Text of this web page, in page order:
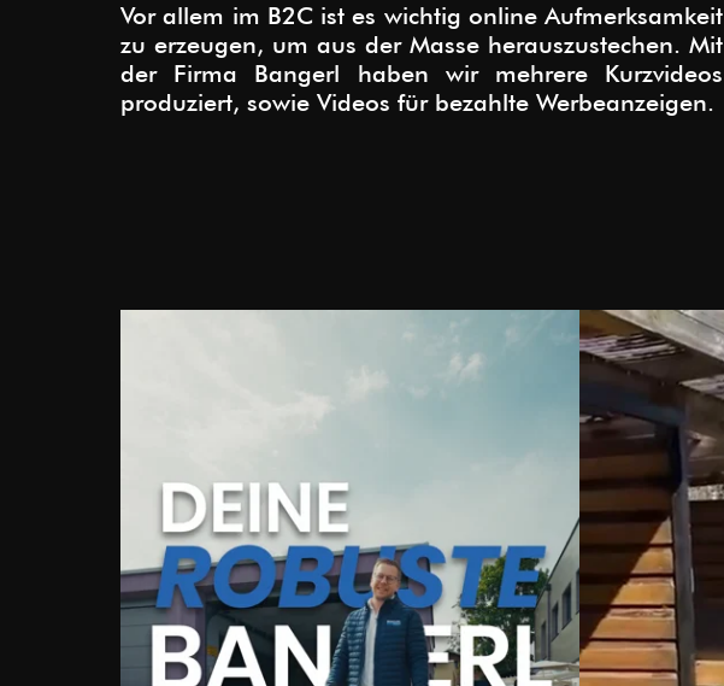
Vor allem im B2C ist es wichtig online Aufmerksamkeit
zu erzeugen, um aus der Masse herauszustechen. Mit
der Firma Bangerl haben wir mehrere Kurzvideos
produziert, sowie Videos für bezahlte Werbeanzeigen.